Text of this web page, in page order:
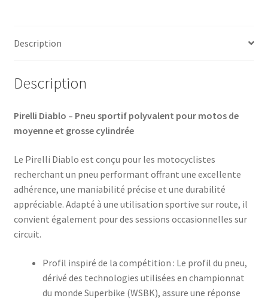
Description
Description
Pirelli Diablo – Pneu sportif polyvalent pour motos de
moyenne et grosse cylindrée
Le Pirelli Diablo est conçu pour les motocyclistes
recherchant un pneu performant offrant une excellente
adhérence, une maniabilité précise et une durabilité
appréciable. Adapté à une utilisation sportive sur route, il
convient également pour des sessions occasionnelles sur
circuit.​
Profil inspiré de la compétition : Le profil du pneu,
dérivé des technologies utilisées en championnat
du monde Superbike (WSBK), assure une réponse